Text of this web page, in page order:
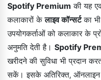
Spotify Premium की यह
कलाकारों केलाइव कॉन्सर्टका
उपयोगकर्ताओं को कलाकार के
अनुमति देती है। Spotify
खरीदने की सुविधा भी प्रदान
सकें। इसके अतिरिक्त, ऑनलाइन